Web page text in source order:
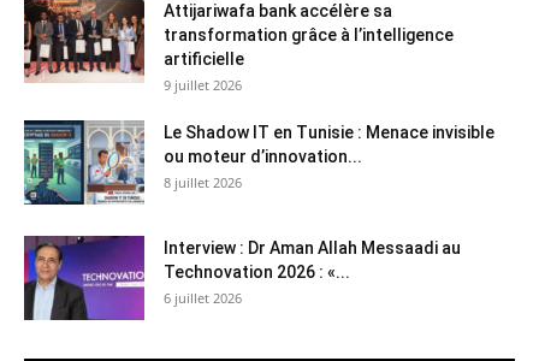
Attijariwafa bank accélère sa
transformation grâce à l’intelligence
artificielle
9 juillet 2026
Le Shadow IT en Tunisie : Menace invisible
ou moteur d’innovation...
8 juillet 2026
Interview : Dr Aman Allah Messaadi au
Technovation 2026 : «...
6 juillet 2026